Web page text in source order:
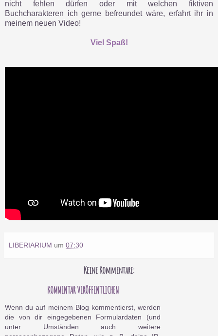
nicht fehlen dürfen oder mit welchen fiktiven
Buchcharakteren ich gerne befreundet wäre, erfahrt ihr in
meinem neuen Video!
Viel Spaß!
LIBERIARIUM um 07:30
Keine Kommentare:
KOMMENTAR VERÖFFENTLICHEN
Wenn du auf meinem Blog kommentierst, werden
die von dir eingegebenen Formulardaten (und
unter Umständen auch weitere